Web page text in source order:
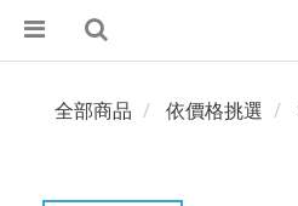
全部商品 依價格挑選